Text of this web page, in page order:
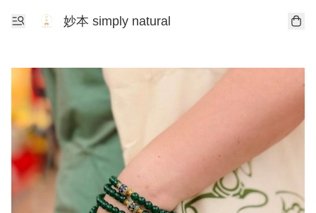
妙本 simply natural